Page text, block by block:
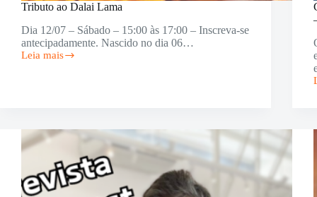
Tributo ao Dalai Lama
Dia 12/07 – Sábado – 15:00 às 17:00 – Inscreva-se
antecipadamente. Nascido no dia 06…
Leia mais
Tributo